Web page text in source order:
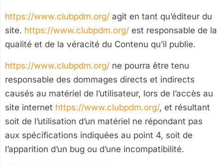
https://www.clubpdm.org/ agit en tant qu’éditeur du
site. https://www.clubpdm.org/ est responsable de la
qualité et de la véracité du Contenu qu’il publie.
https://www.clubpdm.org/ ne pourra être tenu
responsable des dommages directs et indirects
causés au matériel de l’utilisateur, lors de l’accès au
site internet https://www.clubpdm.org/, et résultant
soit de l’utilisation d’un matériel ne répondant pas
aux spécifications indiquées au point 4, soit de
l’apparition d’un bug ou d’une incompatibilité.